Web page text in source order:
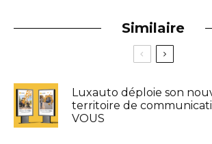
Similaire
Luxauto déploie son
territoire de
VOUS